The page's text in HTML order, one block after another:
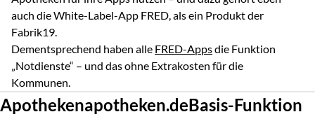
auch die White-Label-App FRED, als ein Produkt der
Fabrik19.
Dementsprechend haben alle FRED-Appsdie Funktion
„Notdienste“ – und das ohne Extrakosten für die
Kommunen.
Tags
Apothekenapotheken.deBasis-Funktion